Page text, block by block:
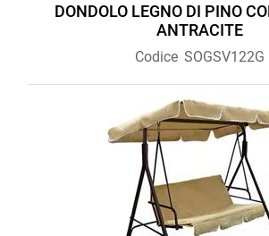
DONDOLO LEGNO DI PINO
ANTRACITE
Codice SOGSV122G